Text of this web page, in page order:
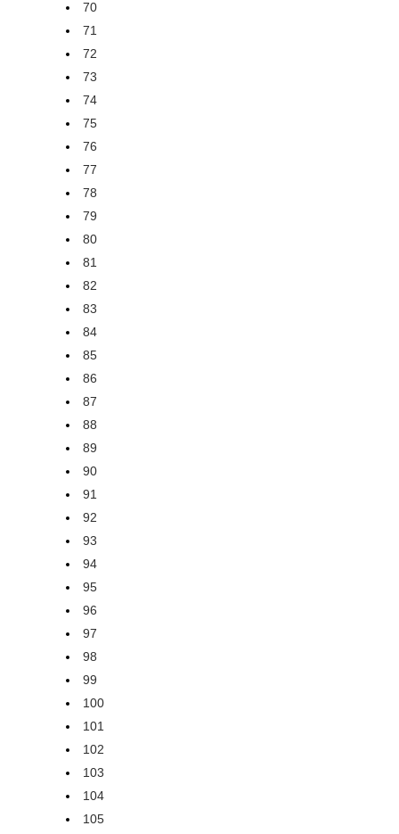
70
71
72
73
74
75
76
77
78
79
80
81
82
83
84
85
86
87
88
89
90
91
92
93
94
95
96
97
98
99
100
101
102
103
104
105